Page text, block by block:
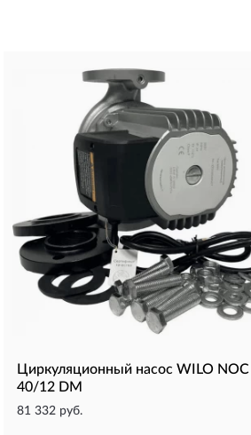
Циркуляционный насос WILO NOC
40/12 DM
81 332 руб.